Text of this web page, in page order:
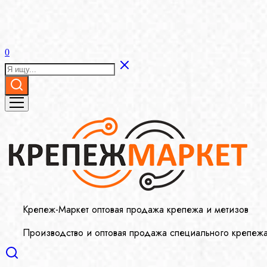
0
Крепеж-Маркет оптовая продажа крепежа и метизов
Производство и оптовая продажа специального